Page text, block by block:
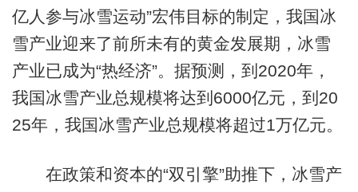
亿人参与冰雪运动”宏伟目标的制定，我国冰
雪产业迎来了前所未有的黄金发展期，冰雪
产业已成为“热经济”。据预测，到2020年，
我国冰雪产业总规模将达到6000亿元，到20
25年，我国冰雪产业总规模将超过1万亿元。
在政策和资本的“双引擎”助推下，冰雪产